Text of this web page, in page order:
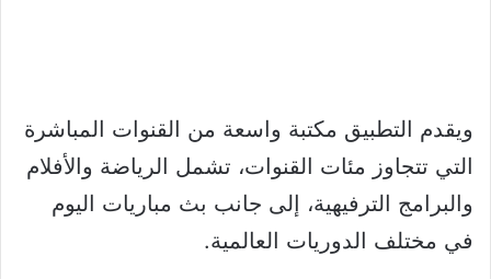
ويقدم التطبيق مكتبة واسعة من القنوات المباشرة
التي تتجاوز مئات القنوات، تشمل الرياضة والأفلام
والبرامج الترفيهية، إلى جانب بث مباريات اليوم
في مختلف الدوريات العالمية.